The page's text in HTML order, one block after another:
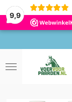
9,9